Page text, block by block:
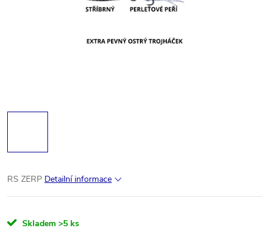
RS ZERP Detailní informace
Skladem >5 ks